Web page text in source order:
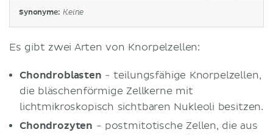
Synonyme: Keine
Es gibt zwei Arten von Knorpelzellen:
Chondroblasten - teilungsfähige Knorpelzellen,
die bläschenförmige Zellkerne mit
lichtmikroskopisch sichtbaren Nukleoli besitzen.
Chondrozyten - postmitotische Zellen, die aus